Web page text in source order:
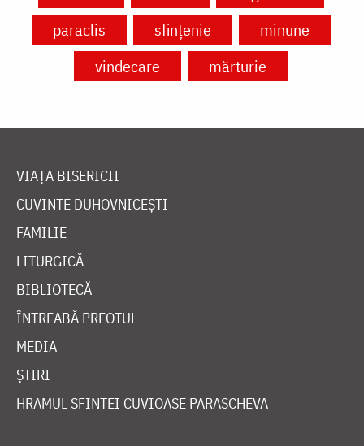
paraclis
sfințenie
minune
vindecare
mărturie
VIAȚA BISERICII
CUVINTE DUHOVNICEȘTI
FAMILIE
LITURGICĂ
BIBLIOTECĂ
ÎNTREABĂ PREOTUL
MEDIA
ȘTIRI
HRAMUL SFINTEI CUVIOASE PARASCHEVA